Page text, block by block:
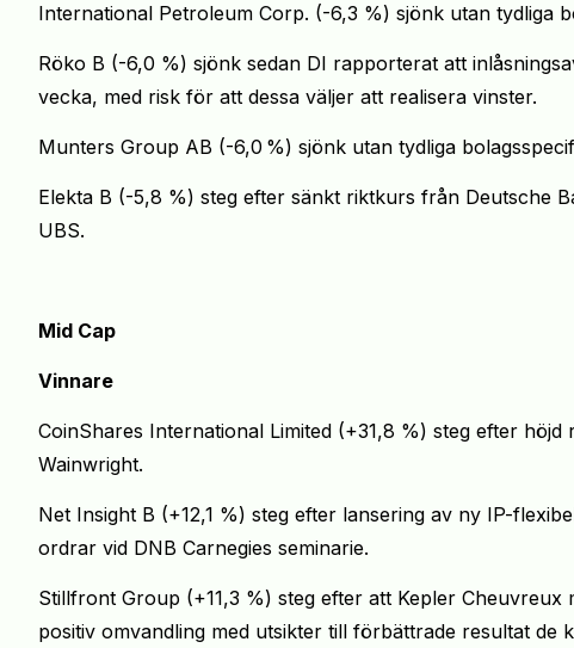
International Petroleum Corp. (-6,3 %) sjönk utan tydliga
Röko B (-6,0 %) sjönk sedan DI rapporterat att
vecka, med risk för att dessa väljer att realisera vinster.
Munters Group AB (-6,0 %) sjönk utan tydliga
Elekta B (-5,8 %) steg efter sänkt riktkurs från Deutsche
UBS.
Mid Cap
Vinnare
CoinShares International Limited (+31,8 %) steg efter
Wainwright.
Net Insight B (+12,1 %) steg efter lansering av ny IP-
ordrar vid DNB Carnegies seminarie.
Stillfront Group (+11,3 %) steg efter att Kepler
positiv omvandling med utsikter till förbättrade resultat de